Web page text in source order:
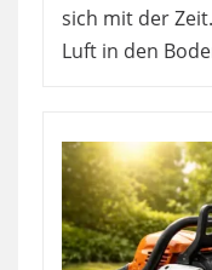
sich mit der
Luft in den